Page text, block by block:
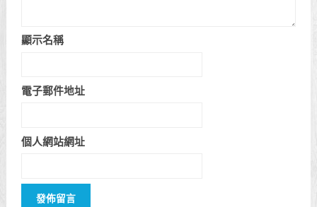
顯示名稱
電子郵件地址
個人網站網址